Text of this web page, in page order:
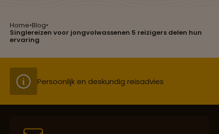
Home•Blog•
Singlereizen voor jongvolwassenen 5 reizigers delen hun
ervaring
Groepsreizen mét indivuele vrijheid
Persoonlijk en deskundig reisadvies
Best beoordeelde reisroutes